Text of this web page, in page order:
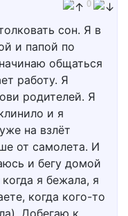
0
сон. Я в
и папой по
общаться
работу. Я
родителей. Я
и я
на взлёт
от самолета. И
и бегу домой
я бежала, я
когда кого-то